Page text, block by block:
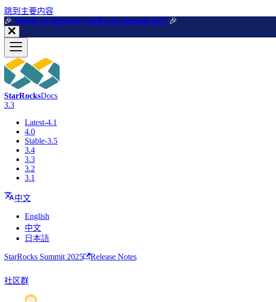
跳到主要内容
🎉️ Watch on demand: StarRocks Summit 2025 🎉️
StarRocksDocs
3.3
Latest-4.1
4.0
Stable-3.5
3.4
3.3
3.2
3.1
中文
English
中文
日本語
StarRocks Summit 2025 Release Notes
社区群